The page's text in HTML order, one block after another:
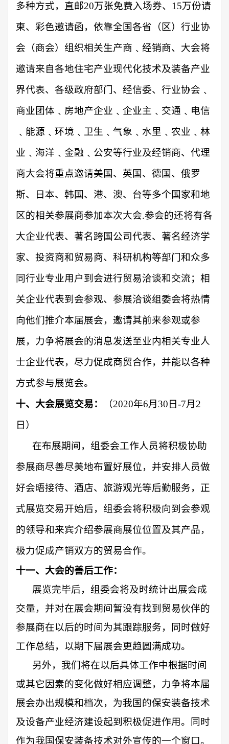
多种方式，直邮20万张免费入场券、15万份请
柬、彩色邀请函，依靠全国各省（区）行业协
会（商会）组织相关生产商﹑经销商、大会将
邀请来自各地住宅产业现代化技术及装备产业
界代表、各级政府部门、经信委、行业协会﹑
商业团体﹑房地产企业﹑企业主﹑交通﹑电信
﹑能源﹑环境﹑卫生﹑气象﹑水里﹑农业﹑林
业﹑海洋﹑金融﹑公安等行业及经销商、代理
商大会将重点邀请美国、英国、德国、俄罗
斯、日本、韩国、港、澳、台等多个国家和地
区的相关参展商参加本次大会.参会的还将有各
大企业代表、著名跨国公司代表、著名经济学
家、投资商和贸易商、科研机构等部门和众多
同行业专业用户到会进行贸易洽谈和交流；相
关企业代表到会参观、参展洽谈组委会将热情
向他们推介本届展会，邀请其前来参观或参
展，力争将展会的消息发送至业内相关专业人
士企业代表，尽力促成商贸合作，并能以各种
方式参与展览会。
十、大会展览交易：
（2020年6月30 日 -7月2
日 ）
在布展期间，组委会工作人员将积极协助
参展商尽善尽美地布置好展位，并安排人员做
好会晤接待、酒店、旅游观光等后勤服务，正
式展览交易开始后，组委会将积极向到会参观
的领导和来宾介绍参展商展位位置及其产品，
极力促成产销双方的贸易合作。
十一、大会的善后工作：
展览完毕后，组委会将及时统计出展会成
交量，并对在展会期间暂没有找到贸易伙伴的
参展商在以后的时间为其跟踪服务，同时做好
工作总结，以期下届展会更趋圆满成功。
另外，我们将在以后具体工作中根据时间
或其它因素的变化做好相应调整，力争将本届
展会办出规模和档次，为我国的保安装备技术
及设备产业经济建设起到积极促进作用。同时
作为我国保安装备技术对外宣传的一个窗口。